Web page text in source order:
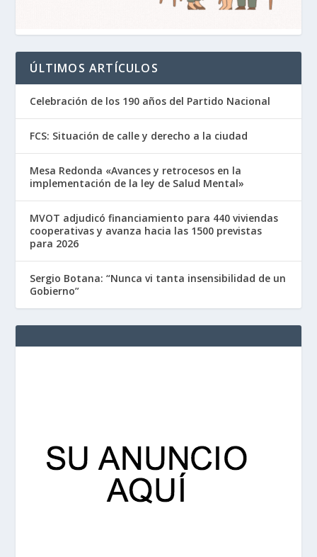
ÚLTIMOS ARTÍCULOS
Celebración de los 190 años del Partido Nacional
FCS: Situación de calle y derecho a la ciudad
Mesa Redonda «Avances y retrocesos en la
implementación de la ley de Salud Mental»
MVOT adjudicó financiamiento para 440 viviendas
cooperativas y avanza hacia las 1500 previstas
para 2026
Sergio Botana: “Nunca vi tanta insensibilidad de un
Gobierno”